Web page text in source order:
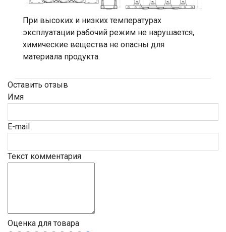
При высоких и низких температурах
эксплуатации рабочий режим не нарушается,
химические вещества не опасны для
материала продукта.
Оставить отзыв
Имя
E-mail
Текст комментария
Оценка для товара